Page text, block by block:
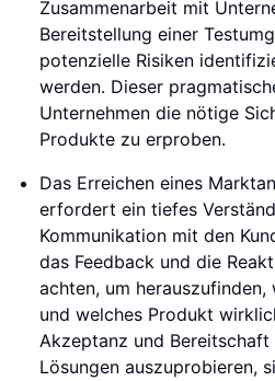
Zusammenarbeit mit
Bereitstellung einer
potenzielle Risiken
werden. Dieser
Unternehmen die nötige
Produkte zu erproben.
Das Erreichen eines
erfordert ein tiefes
Kommunikation mit den
das Feedback und die
achten, um
und welches Produkt
Akzeptanz und Bereitschaft
Lösungen auszuprobieren,